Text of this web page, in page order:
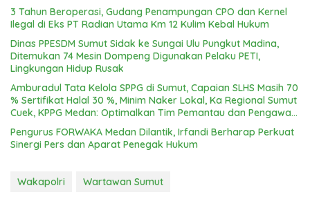
3 Tahun Beroperasi, Gudang Penampungan CPO dan Kernel
Ilegal di Eks PT Radian Utama Km 12 Kulim Kebal Hukum
Dinas PPESDM Sumut Sidak ke Sungai Ulu Pungkut Madina,
Ditemukan 74 Mesin Dompeng Digunakan Pelaku PETI,
Lingkungan Hidup Rusak
Amburadul Tata Kelola SPPG di Sumut, Capaian SLHS Masih 70
% Sertifikat Halal 30 %, Minim Naker Lokal, Ka Regional Sumut
Cuek, KPPG Medan: Optimalkan Tim Pemantau dan Pengawas
Pengurus FORWAKA Medan Dilantik, Irfandi Berharap Perkuat
Sinergi Pers dan Aparat Penegak Hukum
Wakapolri Wartawan Sumut